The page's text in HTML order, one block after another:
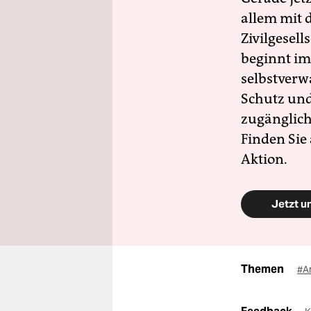
allem mit
beginnt
Schutz
Finden
Aktion.
Jetzt
Themen